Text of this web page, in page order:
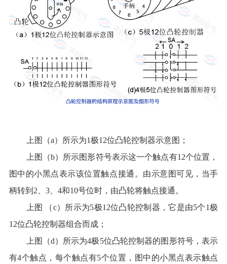
上图（a）所示为1极12位凸轮控制器示意图；
上图（b）所示图形符号表示这一个触点有12个位置，
图中的小黑点表示该位置触点接通。由示意图可见，当手
柄转到2、3、4和10号位时，由凸轮将触点接通。
上图 （c）所示为5极12位凸轮控制器，它是由5个1极
12位凸轮控制器组合而成；
上图（d）所示为4极5位凸轮控制器的图形符号，表示
有4个触点，每个触点有5个位置，图中的小黑点表示触点